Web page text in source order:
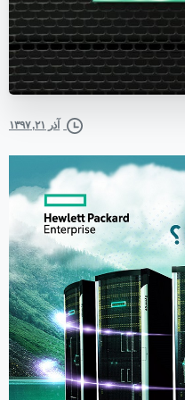
آذر ۲۱, ۱۳۹۷